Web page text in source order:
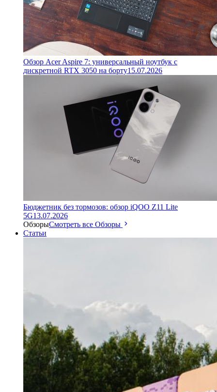
Обзор Acer Aspire 7: универсальный ноутбук с
дискретной RTX 3050 на борту15.07.2026
Бюджетник без тормозов: обзор iQOO Z11 Lite
5G13.07.2026
ОбзорыСмотреть все Обзоры
Статьи